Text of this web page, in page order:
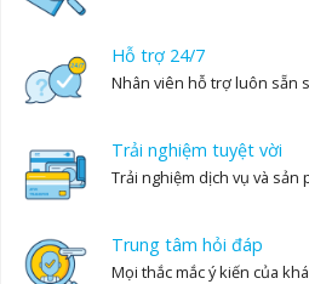
Hỗ trợ 24/7
Nhân viên hỗ trợ luôn sẵn
Trải nghiệm tuyệt vời
Trải nghiệm dịch vụ và sản
Trung tâm hỏi đáp
Mọi thắc mắc ý kiến của